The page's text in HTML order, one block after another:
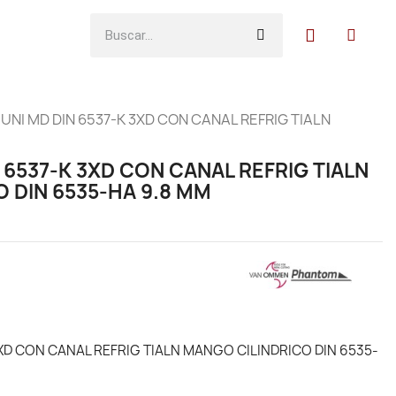
MD DIN 6537-K 3XD CON CANAL REFRIG TIALN
K 3XD CON CANAL REFRIG TIALN
DIN 6535-HA 9.8 MM
CON CANAL REFRIG TIALN MANGO CILINDRICO DIN 6535-